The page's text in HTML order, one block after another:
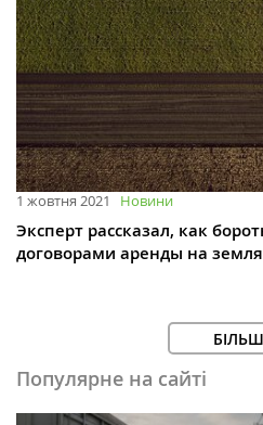
1 жовтня 2021 Новини
Эксперт рассказал, как
договорами аренды на
Популярне на сайті